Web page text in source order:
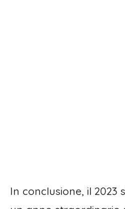
In conclusione, il 2023